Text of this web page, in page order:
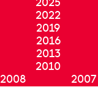
2025
2022
2019
2016
2013
2010
2008
2007